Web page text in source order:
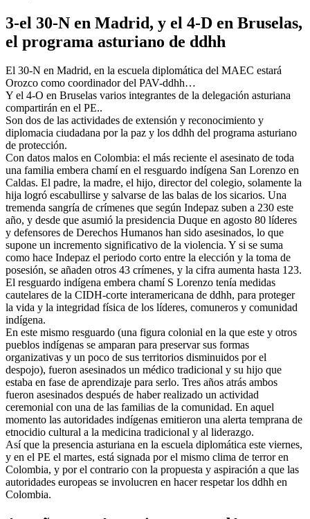
3-el 30-N en Madrid, y el 4-D en Bruselas,
el programa asturiano de ddhh
El 30-N en Madrid, en la escuela diplomática del MAEC estará
Orozco como coordinador del PAV-ddhh…
Y el 4-O en Bruselas varios integrantes de la delegación asturiana
compartirán en el PE..
Son dos de las actividades de extensión y reconocimiento y
diplomacia ciudadana por la paz y los ddhh del programa asturiano
de protección.
Con datos malos en Colombia: el más reciente el asesinato de toda
una familia embera chamí en el resguardo indígena San Lorenzo en
Caldas. El padre, la madre, el hijo, director del colegio, solamente la
hija logró escabullirse y salvarse de las balas de los sicarios. Una
tremenda sangría de crímenes que según Indepaz suben a 230 este
año, y desde que asumió la presidencia Duque en agosto 80 líderes
y defensores de Derechos Humanos han sido asesinados, lo que
supone un incremento significativo de la violencia. Y si se suma
como hace Indepaz el periodo corto entre la elección y la toma de
posesión, se añaden otros 43 crímenes, y la cifra aumenta hasta 123.
El resguardo indígena embera chamí S Lorenzo tenía medidas
cautelares de la CIDH-corte interamericana de ddhh, para proteger
la vida y la integridad física de los líderes, comuneros y comunidad
indígena.
En este mismo resguardo (una figura colonial en la que este y otros
pueblos indígenas se amparan para preservar sus formas
organizativas y un poco de sus territorios disminuidos por el
despojo), fueron asesinados un médico tradicional y su hijo que
estaba en fase de aprendizaje para serlo. Tres años atrás ambos
fueron asesinados después de haber realizado un actividad
ceremonial con una de las familias de la comunidad. En aquel
momento las autoridades indígenas emitieron una alerta temprana de
etnocidio cultural a la medicina tradicional y al liderazgo.
Así que la presencia asturiana en la escuela diplomática este viernes,
y en el PE el martes, está signada por el mismo clima de terror en
Colombia, y por el contrario con la propuesta y aspiración a que las
autoridades europeas se involucren en hacer respetar los ddhh en
Colombia.